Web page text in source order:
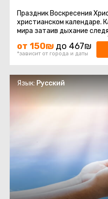
Праздник Воскресения
христианском календаре.
мира затаив дыхание
от 150₪ до 467₪
*зависит от города и даты
Язык: Русский